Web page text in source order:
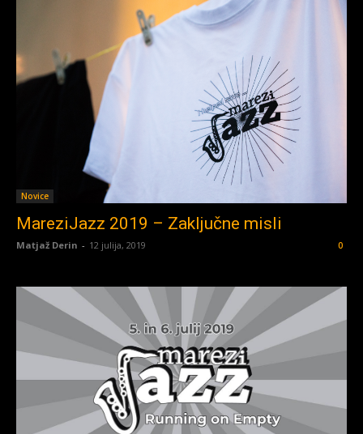
Novice
MareziJazz 2019 – Zaključne misli
Matjaž Derin - 12 julija, 2019 0